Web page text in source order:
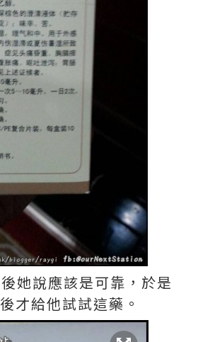
她說應該是可靠，於是
才給他試試這藥。